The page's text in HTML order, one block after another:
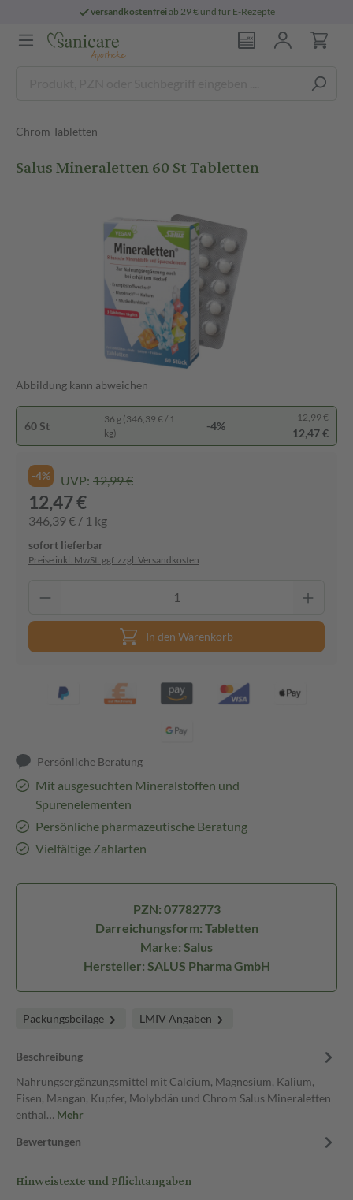
versandkostenfreiab 29 € und für E-Rezepte
Chrom Tabletten
Salus Mineraletten 60 St Tabletten
Abbildung kann abweichen
60 St
36 g (346,39 € / 1
kg)
-4%
12,99 €
12,47 €
-4% UVP: 12,99 €
12,47 €
346,39 € / 1 kg
sofort lieferbar
Preise inkl. MwSt. ggf. zzgl. Versandkosten
In den Warenkorb
Persönliche Beratung
Mit ausgesuchten Mineralstoffen und
Spurenelementen
Persönliche pharmazeutische Beratung
Vielfältige Zahlarten
PZN: 07782773
Darreichungsform: Tabletten
Marke: Salus
Hersteller: SALUS Pharma GmbH
Packungsbeilage LMIV Angaben
Beschreibung
Nahrungsergänzungsmittel mit Calcium, Magnesium, Kalium,
Eisen, Mangan, Kupfer, Molybdän und Chrom Salus Mineraletten
enthal… Mehr
Bewertungen
Hinweistexte und Pflichtangaben